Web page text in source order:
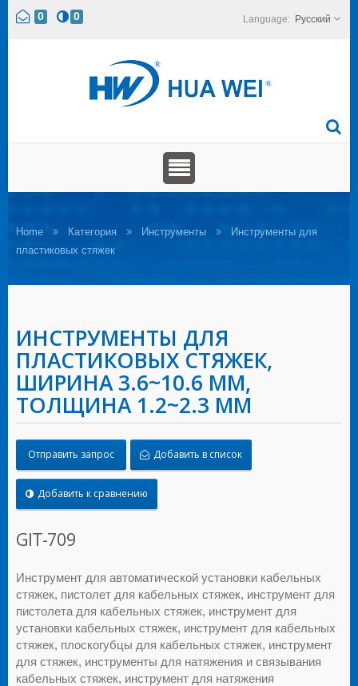
0 0 Русский
Home Категория Инструменты
Инструменты для
пластиковых стяжек
ИНСТРУМЕНТЫ ДЛЯ
ПЛАСТИКОВЫХ СТЯЖЕК,
ШИРИНА 3.6~10.6 ММ,
ТОЛЩИНА 1.2~2.3 ММ
Отправить запрос Добавить в список
Добавить к сравнению
GIT-709
Инструмент для автоматической установки кабельных
стяжек, пистолет для кабельных стяжек, инструмент для
пистолета для кабельных стяжек, инструмент для
установки кабельных стяжек, инструмент для кабельных
стяжек, плоскогубцы для кабельных стяжек, инструмент
для стяжек, инструменты для натяжения и связывания
кабельных стяжек, инструмент для натяжения